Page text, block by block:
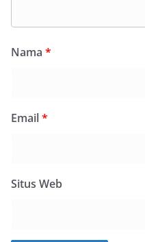
Nama *
Email*
Situs Web